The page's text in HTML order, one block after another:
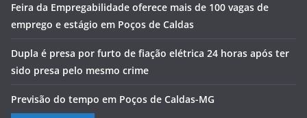
Feira da Empregabilidade oferece mais de 100 vagas de
emprego e estágio em Poços de Caldas
Dupla é presa por furto de fiação elétrica 24 horas após ter
sido presa pelo mesmo crime
Previsão do tempo em Poços de Caldas-MG